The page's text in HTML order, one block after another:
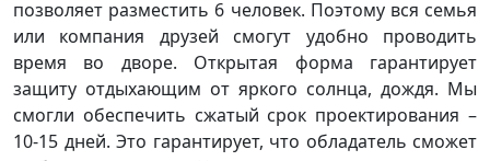
позволяет разместить 6 человек. Поэтому вся семья
или компания друзей смогут удобно проводить
время во дворе. Открытая форма гарантирует
защиту отдыхающим от яркого солнца, дождя. Мы
смогли обеспечить сжатый срок проектирования –
10-15 дней. Это гарантирует, что обладатель сможет